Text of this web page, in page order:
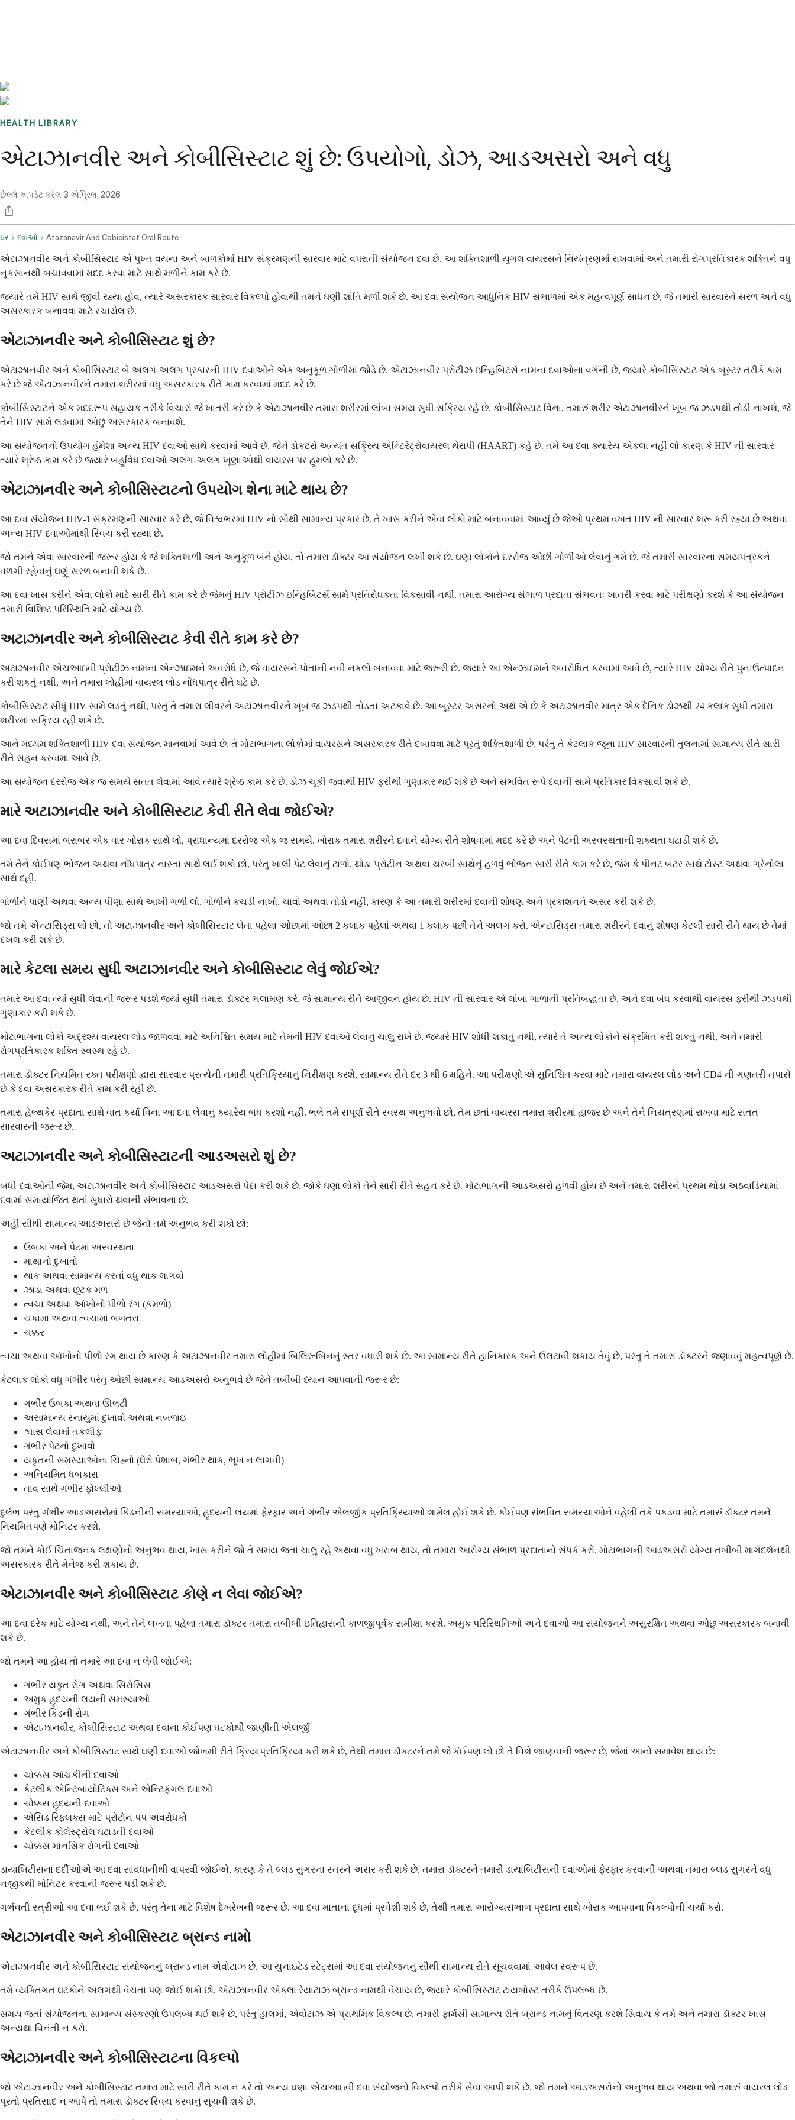
HEALTH LIBRARY
એટાઝાનવીર અને કોબીસિસ્ટાટ શું છે: ઉપયોગો, ડોઝ, આડઅસરો અને વધુ
છેલ્લે અપડેટ કરેલ 3 એપ્રિલ, 2026
ઘર દવાઓ Atazanavir And Cobicistat Oral Route
એટાઝાનવીર અને કોબીસિસ્ટાટ એ પુખ્ત વયના અને બાળકોમાં HIV સંક્રમણની સારવાર માટે વપરાતી સંયોજન દવા છે. આ શક્તિશાળી યુગલ વાયરસને નિયંત્રણમાં રાખવામાં અને તમારી રોગપ્રતિકારક શક્તિને વધુ
નુકસાનથી બચાવવામાં મદદ કરવા માટે સાથે મળીને કામ કરે છે.
જ્યારે તમે HIV સાથે જીવી રહ્યા હોવ, ત્યારે અસરકારક સારવાર વિકલ્પો હોવાથી તમને ઘણી શાંતિ મળી શકે છે. આ દવા સંયોજન આધુનિક HIV સંભાળમાં એક મહત્વપૂર્ણ સાધન છે, જે તમારી સારવારને સરળ અને વધુ
અસરકારક બનાવવા માટે રચાયેલ છે.
એટાઝાનવીર અને કોબીસિસ્ટાટ શું છે?
એટાઝાનવીર અને કોબીસિસ્ટાટ બે અલગ-અલગ પ્રકારની HIV દવાઓને એક અનુકૂળ ગોળીમાં જોડે છે. એટાઝાનવીર પ્રોટીઝ ઇન્હિબિટર્સ નામના દવાઓના વર્ગની છે, જ્યારે કોબીસિસ્ટાટ એક બૂસ્ટર તરીકે કામ
કરે છે જે એટાઝાનવીરને તમારા શરીરમાં વધુ અસરકારક રીતે કામ કરવામાં મદદ કરે છે.
કોબીસિસ્ટાટને એક મદદરૂપ સહાયક તરીકે વિચારો જે ખાતરી કરે છે કે એટાઝાનવીર તમારા શરીરમાં લાંબા સમય સુધી સક્રિય રહે છે. કોબીસિસ્ટાટ વિના, તમારું શરીર એટાઝાનવીરને ખૂબ જ ઝડપથી તોડી નાખશે, જે
તેને HIV સામે લડવામાં ઓછું અસરકારક બનાવશે.
આ સંયોજનનો ઉપયોગ હંમેશા અન્ય HIV દવાઓ સાથે કરવામાં આવે છે, જેને ડોકટરો અત્યંત સક્રિય એન્ટિરેટ્રોવાયરલ થેરાપી (HAART) કહે છે. તમે આ દવા ક્યારેય એકલા નહીં લો કારણ કે HIV ની સારવાર
ત્યારે શ્રેષ્ઠ કામ કરે છે જ્યારે બહુવિધ દવાઓ અલગ-અલગ ખૂણાઓથી વાયરસ પર હુમલો કરે છે.
એટાઝાનવીર અને કોબીસિસ્ટાટનો ઉપયોગ શેના માટે થાય છે?
આ દવા સંયોજન HIV-1 સંક્રમણની સારવાર કરે છે, જે વિશ્વભરમાં HIV નો સૌથી સામાન્ય પ્રકાર છે. તે ખાસ કરીને એવા લોકો માટે બનાવવામાં આવ્યું છે જેઓ પ્રથમ વખત HIV ની સારવાર શરૂ કરી રહ્યા છે અથવા
અન્ય HIV દવાઓમાંથી સ્વિચ કરી રહ્યા છે.
જો તમને એવા સારવારની જરૂર હોય કે જે શક્તિશાળી અને અનુકૂળ બંને હોય, તો તમારા ડૉક્ટર આ સંયોજન લખી શકે છે. ઘણા લોકોને દરરોજ ઓછી ગોળીઓ લેવાનું ગમે છે, જે તમારી સારવારના સમયપત્રકને
વળગી રહેવાનું ઘણું સરળ બનાવી શકે છે.
આ દવા ખાસ કરીને એવા લોકો માટે સારી રીતે કામ કરે છે જેમનું HIV પ્રોટીઝ ઇન્હિબિટર્સ સામે પ્રતિરોધકતા વિકસાવી નથી. તમારા આરોગ્ય સંભાળ પ્રદાતા સંભવતઃ ખાતરી કરવા માટે પરીક્ષણો કરશે કે આ સંયોજન
તમારી વિશિષ્ટ પરિસ્થિતિ માટે યોગ્ય છે.
અટાઝાનવીર અને કોબીસિસ્ટાટ કેવી રીતે કામ કરે છે?
અટાઝાનવીર એચઆઇવી પ્રોટીઝ નામના એન્ઝાઇમને અવરોધે છે, જે વાયરસને પોતાની નવી નકલો બનાવવા માટે જરૂરી છે. જ્યારે આ એન્ઝાઇમને અવરોધિત કરવામાં આવે છે, ત્યારે HIV યોગ્ય રીતે પુનઃઉત્પાદન
કરી શકતું નથી, અને તમારા લોહીમાં વાયરલ લોડ નોંધપાત્ર રીતે ઘટે છે.
કોબીસિસ્ટાટ સીધું HIV સામે લડતું નથી, પરંતુ તે તમારા લીવરને અટાઝાનવીરને ખૂબ જ ઝડપથી તોડતા અટકાવે છે. આ બૂસ્ટર અસરનો અર્થ એ છે કે અટાઝાનવીર માત્ર એક દૈનિક ડોઝથી 24 કલાક સુધી તમારા
શરીરમાં સક્રિય રહી શકે છે.
આને મધ્યમ શક્તિશાળી HIV દવા સંયોજન માનવામાં આવે છે. તે મોટાભાગના લોકોમાં વાયરસને અસરકારક રીતે દબાવવા માટે પૂરતું શક્તિશાળી છે, પરંતુ તે કેટલાક જૂના HIV સારવારની તુલનામાં સામાન્ય રીતે સારી
રીતે સહન કરવામાં આવે છે.
આ સંયોજન દરરોજ એક જ સમયે સતત લેવામાં આવે ત્યારે શ્રેષ્ઠ કામ કરે છે. ડોઝ ચૂકી જવાથી HIV ફરીથી ગુણાકાર થઈ શકે છે અને સંભવિત રૂપે દવાની સામે પ્રતિકાર વિકસાવી શકે છે.
મારે અટાઝાનવીર અને કોબીસિસ્ટાટ કેવી રીતે લેવા જોઈએ?
આ દવા દિવસમાં બરાબર એક વાર ખોરાક સાથે લો, પ્રાધાન્યમાં દરરોજ એક જ સમયે. ખોરાક તમારા શરીરને દવાને યોગ્ય રીતે શોષવામાં મદદ કરે છે અને પેટની અસ્વસ્થતાની શક્યતા ઘટાડી શકે છે.
તમે તેને કોઈપણ ભોજન અથવા નોંધપાત્ર નાસ્તા સાથે લઈ શકો છો, પરંતુ ખાલી પેટ લેવાનું ટાળો. થોડા પ્રોટીન અથવા ચરબી સાથેનું હળવું ભોજન સારી રીતે કામ કરે છે, જેમ કે પીનટ બટર સાથે ટોસ્ટ અથવા ગ્રેનોલા
સાથે દહીં.
ગોળીને પાણી અથવા અન્ય પીણા સાથે આખી ગળી લો. ગોળીને કચડી નાખો, ચાવો અથવા તોડો નહીં, કારણ કે આ તમારી શરીરમાં દવાની શોષણ અને પ્રકાશનને અસર કરી શકે છે.
જો તમે એન્ટાસિડ્સ લો છો, તો અટાઝાનવીર અને કોબીસિસ્ટાટ લેતા પહેલા ઓછામાં ઓછા 2 કલાક પહેલાં અથવા 1 કલાક પછી તેને અલગ કરો. એન્ટાસિડ્સ તમારા શરીરને દવાનું શોષણ કેટલી સારી રીતે થાય છે તેમાં
દખલ કરી શકે છે.
મારે કેટલા સમય સુધી અટાઝાનવીર અને કોબીસિસ્ટાટ લેવું જોઈએ?
તમારે આ દવા ત્યાં સુધી લેવાની જરૂર પડશે જ્યાં સુધી તમારા ડૉક્ટર ભલામણ કરે, જે સામાન્ય રીતે આજીવન હોય છે. HIV ની સારવાર એ લાંબા ગાળાની પ્રતિબદ્ધતા છે, અને દવા બંધ કરવાથી વાયરસ ફરીથી ઝડપથી
ગુણાકાર કરી શકે છે.
મોટાભાગના લોકો અદ્રશ્ય વાયરલ લોડ જાળવવા માટે અનિશ્ચિત સમય માટે તેમની HIV દવાઓ લેવાનું ચાલુ રાખે છે. જ્યારે HIV શોધી શકાતું નથી, ત્યારે તે અન્ય લોકોને સંક્રમિત કરી શકતું નથી, અને તમારી
રોગપ્રતિકારક શક્તિ સ્વસ્થ રહે છે.
તમારા ડૉક્ટર નિયમિત રક્ત પરીક્ષણો દ્વારા સારવાર પ્રત્યેની તમારી પ્રતિક્રિયાનું નિરીક્ષણ કરશે, સામાન્ય રીતે દર 3 થી 6 મહિને. આ પરીક્ષણો એ સુનિશ્ચિત કરવા માટે તમારા વાયરલ લોડ અને CD4 ની ગણતરી તપાસે
છે કે દવા અસરકારક રીતે કામ કરી રહી છે.
તમારા હેલ્થકેર પ્રદાતા સાથે વાત કર્યા વિના આ દવા લેવાનું ક્યારેય બંધ કરશો નહીં. ભલે તમે સંપૂર્ણ રીતે સ્વસ્થ અનુભવો છો, તેમ છતાં વાયરસ તમારા શરીરમાં હાજર છે અને તેને નિયંત્રણમાં રાખવા માટે સતત
સારવારની જરૂર છે.
અટાઝાનવીર અને કોબીસિસ્ટાટની આડઅસરો શું છે?
બધી દવાઓની જેમ, અટાઝાનવીર અને કોબીસિસ્ટાટ આડઅસરો પેદા કરી શકે છે, જોકે ઘણા લોકો તેને સારી રીતે સહન કરે છે. મોટાભાગની આડઅસરો હળવી હોય છે અને તમારા શરીરને પ્રથમ થોડા અઠવાડિયામાં
દવામાં સમાયોજિત થતાં સુધારો થવાની સંભાવના છે.
અહીં સૌથી સામાન્ય આડઅસરો છે જેનો તમે અનુભવ કરી શકો છો:
ઉબકા અને પેટમાં અસ્વસ્થતા
માથાનો દુખાવો
થાક અથવા સામાન્ય કરતાં વધુ થાક લાગવો
ઝાડા અથવા છૂટક મળ
ત્વચા અથવા આંખોનો પીળો રંગ (કમળો)
ચકામા અથવા ત્વચામાં બળતરા
ચક્કર
ત્વચા અથવા આંખોનો પીળો રંગ થાય છે કારણ કે અટાઝાનવીર તમારા લોહીમાં બિલિરૂબિનનું સ્તર વધારી શકે છે. આ સામાન્ય રીતે હાનિકારક અને ઉલટાવી શકાય તેવું છે, પરંતુ તે તમારા ડૉક્ટરને જણાવવું મહત્વપૂર્ણ છે.
કેટલાક લોકો વધુ ગંભીર પરંતુ ઓછી સામાન્ય આડઅસરો અનુભવે છે જેને તબીબી ધ્યાન આપવાની જરૂર છે:
ગંભીર ઉબકા અથવા ઊલટી
અસામાન્ય સ્નાયુમાં દુખાવો અથવા નબળાઇ
શ્વાસ લેવામાં તકલીફ
ગંભીર પેટનો દુખાવો
યકૃતની સમસ્યાઓના ચિહ્નો (ઘેરો પેશાબ, ગંભીર થાક, ભૂખ ન લાગવી)
અનિયમિત ધબકારા
તાવ સાથે ગંભીર ફોલ્લીઓ
દુર્લભ પરંતુ ગંભીર આડઅસરોમાં કિડનીની સમસ્યાઓ, હૃદયની લયમાં ફેરફાર અને ગંભીર એલર્જીક પ્રતિક્રિયાઓ શામેલ હોઈ શકે છે. કોઈપણ સંભવિત સમસ્યાઓને વહેલી તકે પકડવા માટે તમારું ડૉક્ટર તમને
નિયમિતપણે મોનિટર કરશે.
જો તમને કોઈ ચિંતાજનક લક્ષણોનો અનુભવ થાય, ખાસ કરીને જો તે સમય જતાં ચાલુ રહે અથવા વધુ ખરાબ થાય, તો તમારા આરોગ્ય સંભાળ પ્રદાતાનો સંપર્ક કરો. મોટાભાગની આડઅસરો યોગ્ય તબીબી માર્ગદર્શનથી
અસરકારક રીતે મેનેજ કરી શકાય છે.
એટાઝાનવીર અને કોબીસિસ્ટાટ કોણે ન લેવા જોઈએ?
આ દવા દરેક માટે યોગ્ય નથી, અને તેને લખતા પહેલા તમારા ડૉક્ટર તમારા તબીબી ઇતિહાસની કાળજીપૂર્વક સમીક્ષા કરશે. અમુક પરિસ્થિતિઓ અને દવાઓ આ સંયોજનને અસુરક્ષિત અથવા ઓછું અસરકારક બનાવી
શકે છે.
જો તમને આ હોય તો તમારે આ દવા ન લેવી જોઈએ:
ગંભીર યકૃત રોગ અથવા સિરોસિસ
અમુક હૃદયની લયની સમસ્યાઓ
ગંભીર કિડની રોગ
એટાઝાનવીર, કોબીસિસ્ટાટ અથવા દવાના કોઈપણ ઘટકોથી જાણીતી એલર્જી
એટાઝાનવીર અને કોબીસિસ્ટાટ સાથે ઘણી દવાઓ જોખમી રીતે ક્રિયાપ્રતિક્રિયા કરી શકે છે, તેથી તમારા ડૉક્ટરને તમે જે કંઈપણ લો છો તે વિશે જાણવાની જરૂર છે, જેમાં આનો સમાવેશ થાય છે:
ચોક્કસ આંચકીની દવાઓ
કેટલીક એન્ટિબાયોટિક્સ અને એન્ટિફંગલ દવાઓ
ચોક્કસ હૃદયની દવાઓ
એસિડ રિફ્લક્સ માટે પ્રોટોન પંપ અવરોધકો
કેટલીક કોલેસ્ટ્રોલ ઘટાડતી દવાઓ
ચોક્કસ માનસિક રોગની દવાઓ
ડાયાબિટીસના દર્દીઓએ આ દવા સાવધાનીથી વાપરવી જોઈએ, કારણ કે તે બ્લડ સુગરના સ્તરને અસર કરી શકે છે. તમારા ડૉક્ટરને તમારી ડાયાબિટીસની દવાઓમાં ફેરફાર કરવાની અથવા તમારા બ્લડ સુગરને વધુ
નજીકથી મોનિટર કરવાની જરૂર પડી શકે છે.
ગર્ભવતી સ્ત્રીઓ આ દવા લઈ શકે છે, પરંતુ તેના માટે વિશેષ દેખરેખની જરૂર છે. આ દવા માતાના દૂધમાં પ્રવેશી શકે છે, તેથી તમારા આરોગ્યસંભાળ પ્રદાતા સાથે ખોરાક આપવાના વિકલ્પોની ચર્ચા કરો.
એટાઝાનવીર અને કોબીસિસ્ટાટ બ્રાન્ડ નામો
એટાઝાનવીર અને કોબીસિસ્ટાટ સંયોજનનું બ્રાન્ડ નામ એવોટાઝ છે. આ યુનાઇટેડ સ્ટેટ્સમાં આ દવા સંયોજનનું સૌથી સામાન્ય રીતે સૂચવવામાં આવેલ સ્વરૂપ છે.
તમે વ્યક્તિગત ઘટકોને અલગથી વેચતા પણ જોઈ શકો છો. એટાઝાનવીર એકલા રેયાટાઝ બ્રાન્ડ નામથી વેચાય છે, જ્યારે કોબીસિસ્ટાટ ટાયબોસ્ટ તરીકે ઉપલબ્ધ છે.
સમય જતાં સંયોજનના સામાન્ય સંસ્કરણો ઉપલબ્ધ થઈ શકે છે, પરંતુ હાલમાં, એવોટાઝ એ પ્રાથમિક વિકલ્પ છે. તમારી ફાર્મસી સામાન્ય રીતે બ્રાન્ડ નામનું વિતરણ કરશે સિવાય કે તમે અને તમારા ડૉક્ટર ખાસ
અન્યથા વિનંતી ન કરો.
એટાઝાનવીર અને કોબીસિસ્ટાટના વિકલ્પો
જો એટાઝાનવીર અને કોબીસિસ્ટાટ તમારા માટે સારી રીતે કામ ન કરે તો અન્ય ઘણા એચઆઇવી દવા સંયોજનો વિકલ્પો તરીકે સેવા આપી શકે છે. જો તમને આડઅસરોનો અનુભવ થાય અથવા જો તમારું વાયરલ લોડ
પૂરતો પ્રતિસાદ ન આપે તો તમારા ડૉક્ટર સ્વિચ કરવાનું સૂચવી શકે છે.